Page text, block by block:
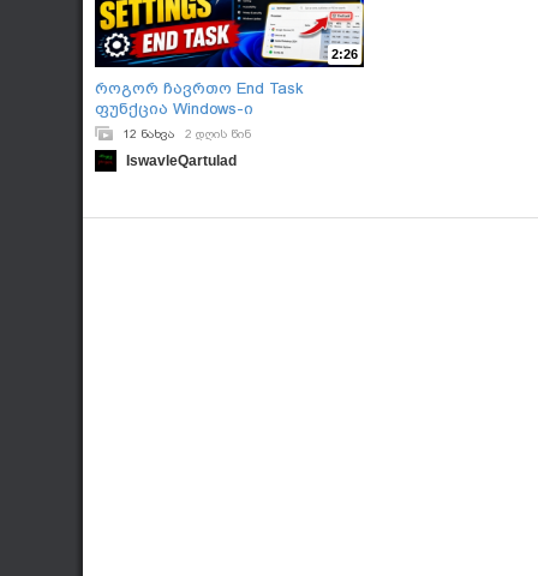
2:26
როგორ ჩავრთო End Task
ფუნქცია Windows-ი
12 ნახვა 2 დღის წინ
IswavleQartulad